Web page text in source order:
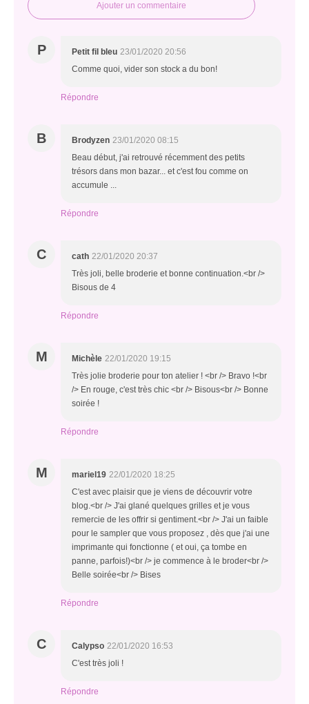
Ajouter un commentaire
P Petit fil bleu 23/01/2020 20:56
Comme quoi, vider son stock a du bon!
Répondre
B Brodyzen 23/01/2020 08:15
Beau début, j'ai retrouvé récemment des petits
trésors dans mon bazar... et c'est fou comme on
accumule ...
Répondre
C cath 22/01/2020 20:37
Très joli, belle broderie et bonne continuation.<br />
Bisous de 4
Répondre
M Michèle 22/01/2020 19:15
Très jolie broderie pour ton atelier ! <br /> Bravo !<br
/> En rouge, c'est très chic <br /> Bisous<br /> Bonne
soirée !
Répondre
M mariel19 22/01/2020 18:25
C'est avec plaisir que je viens de découvrir votre
blog.<br /> J'ai glané quelques grilles et je vous
remercie de les offrir si gentiment.<br /> J'ai un faible
pour le sampler que vous proposez , dès que j'ai une
imprimante qui fonctionne ( et oui, ça tombe en
panne, parfois!)<br /> je commence à le broder<br />
Belle soirée<br /> Bises
Répondre
C Calypso 22/01/2020 16:53
C'est très joli !
Répondre